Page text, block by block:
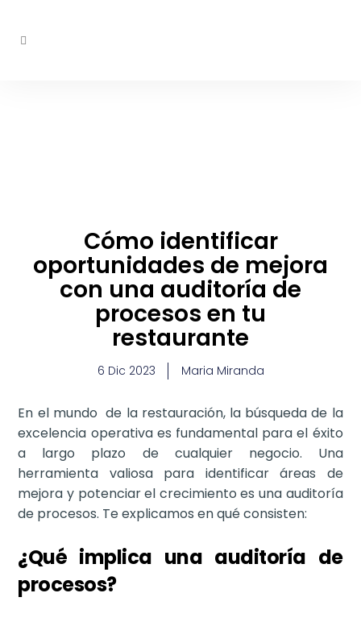
Cómo identificar
oportunidades de mejora
con una auditoría de
procesos en tu
restaurante
6 Dic 2023 Maria Miranda
En el mundo de la restauración, la búsqueda de la
excelencia operativa es fundamental para el éxito
a largo plazo de cualquier negocio. Una
herramienta valiosa para identificar áreas de
mejora y potenciar el crecimiento es una auditoría
de procesos. Te explicamos en qué consisten:
¿Qué implica una auditoría de
procesos?